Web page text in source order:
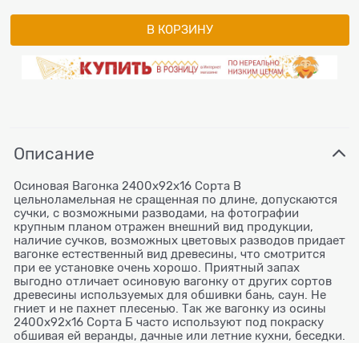
В КОРЗИНУ
Описание
Осиновая Вагонка 2400x92x16 Сорта В
цельноламельная не сращенная по длине, допускаются
сучки, с возможными разводами, на фотографии
крупным планом отражен внешний вид продукции,
наличие сучков, возможных цветовых разводов придает
вагонке естественный вид древесины, что смотрится
при ее установке очень хорошо. Приятный запах
выгодно отличает осиновую вагонку от других сортов
древесины используемых для обшивки бань, саун. Не
гниет и не пахнет плесенью. Так же вагонку из осины
2400x92x16 Сорта Б часто используют под покраску
обшивая ей веранды, дачные или летние кухни, беседки.